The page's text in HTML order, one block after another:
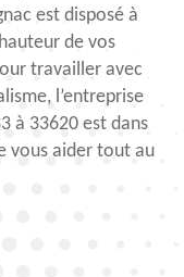
est disposé à
de vos
travailler avec
l’entreprise
à 33620 est dans
vous aider tout au